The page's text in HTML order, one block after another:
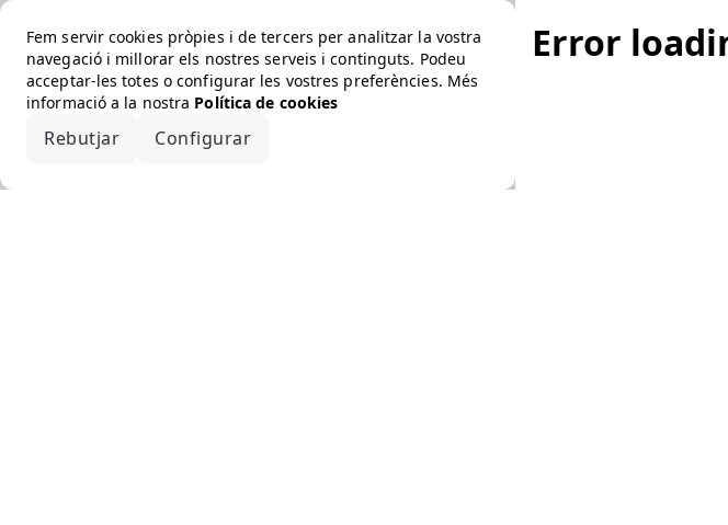
Fem servir cookies pròpies i de tercers per analitzar la vostra
navegació i millorar els nostres serveis i continguts. Podeu
acceptar-les totes o configurar les vostres preferències. Més
informació a la nostra Política de cookies
Rebutjar Configurar
Error